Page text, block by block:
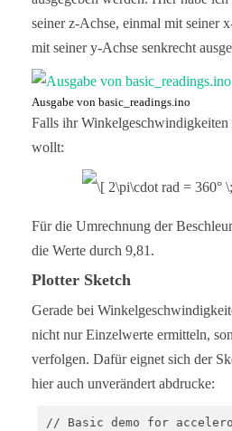
    break;
case
    break;
Serial.println("+-
    break;
case
    break;
switch
case
Serial.println("260
    break;
case
Serial.println("184
    break;
  case MPU6050_BAND_94_HZ:
Serial.println("94
  case MPU6050_BAND_44_HZ:
seiner z-Achse, einmal mit seiner
mit seiner y-Achse senkrecht
Ausgabe von basic_readings.ino
Falls ihr Winkelgeschwindigkeiten
wollt:
Für die Umrechnung der
die Werte durch 9,81.
Plotter Sketch
Gerade bei
nicht nur Einzelwerte ermitteln,
verfolgen. Dafür eignet sich der
hier auch unverändert abdrucke:
// Basic demo for